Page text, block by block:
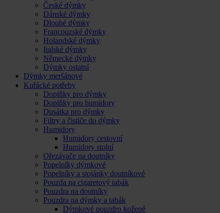
České dýmky
Dánské dýmky
Dlouhé dýmky
Francouzské dýmky
Holandské dýmky
Italské dýmky
Německé dýmky
Dýmky ostatní
Dýmky meršánové
Kuřácké potřeby
Doplňky pro dýmky
Doplňky pro humidory
Dusátka pro dýmky
Filtry a čističe do dýmky
Humidory
Humidory cestovní
Humidory stolní
Ořezávače na doutníky
Popelníky dýmkové
Popelníky a stojánky doutníkové
Pouzda na cigaretový tabák
Pouzdra na doutníky
Pouzdra na dýmky a tabák
Dýmkové pouzdro kožené